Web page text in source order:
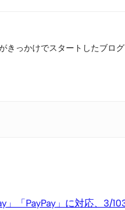
きっかけでスタートしたブロ
」「PayPay」に対応、3/